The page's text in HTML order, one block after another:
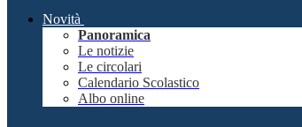
Novità
Panoramica
Le notizie
Le circolari
Calendario Scolastico
Albo online